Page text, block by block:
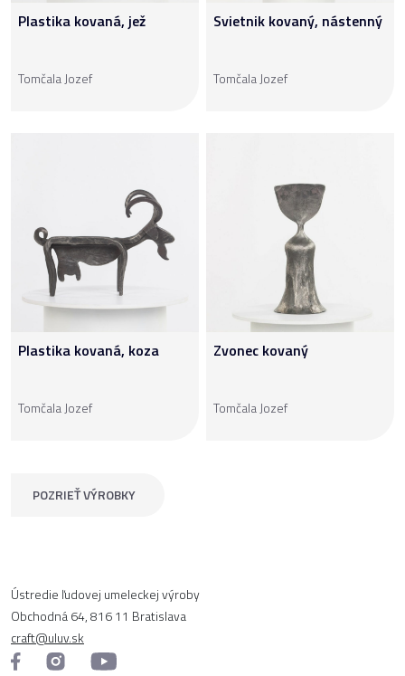
Plastika kovaná, jež
Tomčala Jozef
Svietnik kovaný, nástenný
Tomčala Jozef
Plastika kovaná, koza
Tomčala Jozef
Zvonec kovaný
Tomčala Jozef
POZRIEŤ VÝROBKY
Ústredie ľudovej umeleckej výroby
Obchodná 64, 816 11 Bratislava
craft@uluv.sk